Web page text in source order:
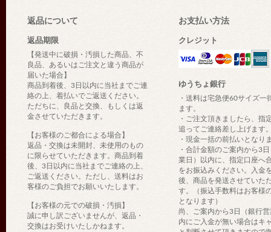
返品について
返品期限
【発送中に破損・汚損した商品、不
良品、あるいはご注文と違う商品が
届いた場合】
商品到着後、3日以内に当社までご連
絡の上、着払いでご返送ください。
ただちに、良品と交換、もしくは返
金させていただきます。
【お客様のご都合による場合】
返品・交換は未開封、未使用のもの
に限らせていただきます。商品到着
後、3日以内に当社までご連絡の上、
ご返送ください。ただし、送料はお
客様のご負担でお願いいたします。
【お客様の元での破損・汚損】
誠に申し訳ございませんが、返品・
交換はお受けいたしかねます。
お支払い方法
クレジット
ゆうちょ銀行
・送料は宅急便60サイズ一
ます。
・ご注文頂きましたら、指
追ってご連絡差し上げます
・現金一括の前払いとなり
・合計金額のご案内から3
業日）以内に、指定口座へ
をお振込みください。入金
後、商品を発送させていた
す。（振込手数料はお客様
となります）
尚、ご案内から3日（銀行
内にご入金が無い場合はキ